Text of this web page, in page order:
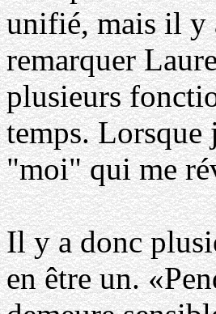
unifié, mais il y
remarquer
plusieurs
temps. Lorsque
"moi" qui me
Il y a donc
en être un.